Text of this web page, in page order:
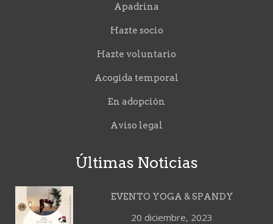
Apadrina
Hazte socio
Hazte voluntario
Acogida temporal
En adopción
Aviso legal
Últimas Noticias
EVENTO YOGA & SPANDY
20 diciembre, 2023